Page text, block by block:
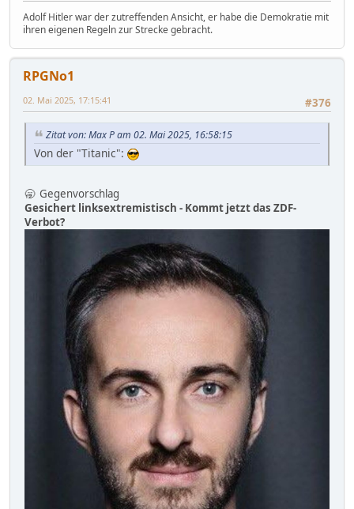
Adolf Hitler war der zutreffenden Ansicht, er habe die Demokratie mit
ihren eigenen Regeln zur Strecke gebracht.
RPGNo1
#376
02. Mai 2025, 17:15:41
Zitat von: Max P am 02. Mai 2025, 16:58:15
Von der "Titanic":
🥱 Gegenvorschlag
Gesichert linksextremistisch - Kommt jetzt das ZDF-
Verbot?